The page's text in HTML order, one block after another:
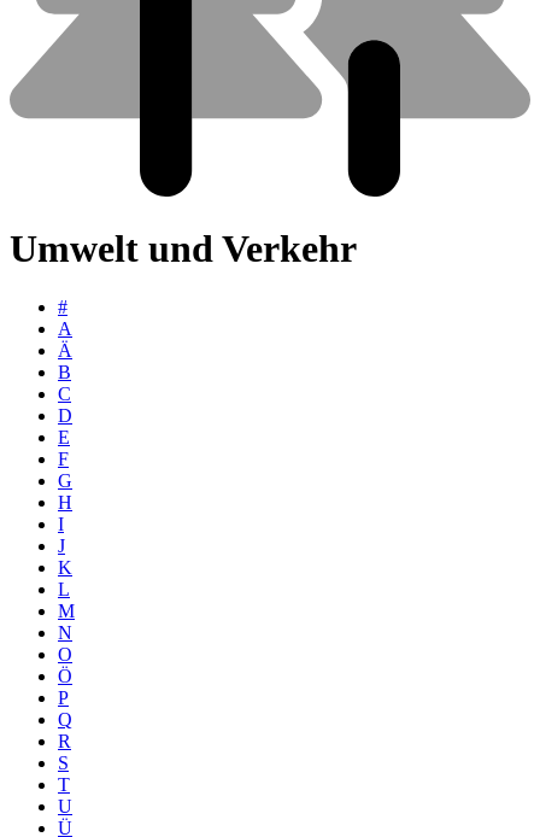
Umwelt und Verkehr
#
A
Ä
B
C
D
E
F
G
H
I
J
K
L
M
N
O
Ö
P
Q
R
S
T
U
Ü